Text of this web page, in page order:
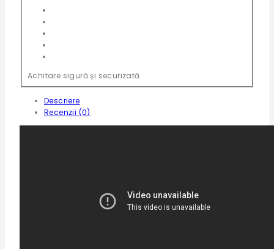
Achitare sigură și securizată
Descriere
Recenzii (0)